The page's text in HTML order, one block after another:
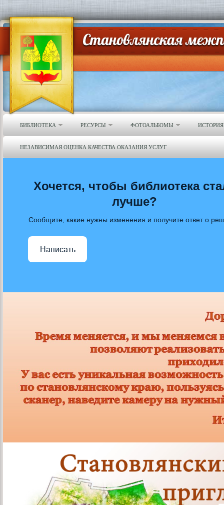
БИБЛИОТЕКА РЕСУРСЫ ФОТОАЛЬБОМЫ
НЕЗАВИСИМАЯ ОЦЕНКА КАЧЕСТВА ОКАЗАНИЯ УСЛУГ
Хочется, чтобы библиотека
лучше?
Сообщите, какие нужны изменения и получите ответ о
Написать